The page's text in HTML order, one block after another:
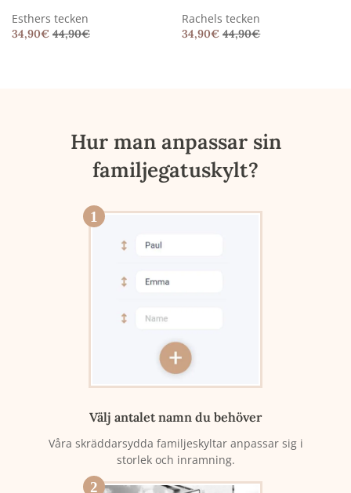
Esthers tecken
34,90€ 44,90€
Rachels tecken
34,90€ 44,90€
Hur man anpassar sin
familjegatuskylt?
1
Välj antalet namn du behöver
Våra skräddarsydda familjeskyltar anpassar sig i
storlek och inramning.
2